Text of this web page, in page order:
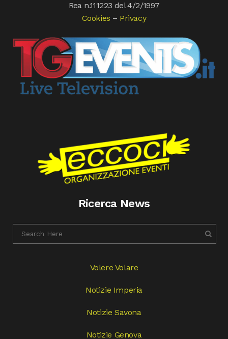
Rea n.111223 del 4/2/1997
Cookies – Privacy
Ricerca News
Volere Volare
Notizie Imperia
Notizie Savona
Notizie Genova